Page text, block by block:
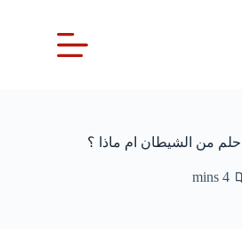
من الشيطان ام ماذا ؟
4 mins